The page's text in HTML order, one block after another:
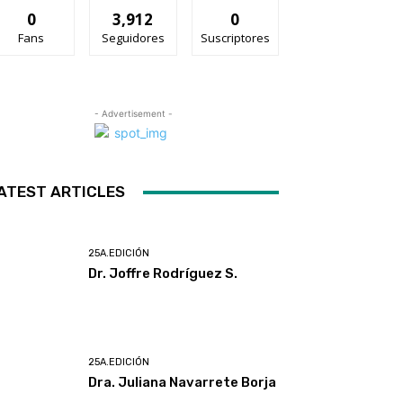
0
Fans
3,912
Seguidores
0
Suscriptores
- Advertisement -
ARTICLES
25A.EDICIÓN
Dr. Joffre Rodríguez S.
25A.EDICIÓN
Dra. Juliana Navarrete Borja